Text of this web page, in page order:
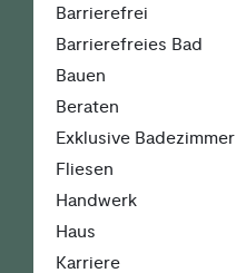
Barrierefrei
Barrierefreies Bad
Bauen
Beraten
Exklusive Badezimmer
Fliesen
Handwerk
Haus
Karriere